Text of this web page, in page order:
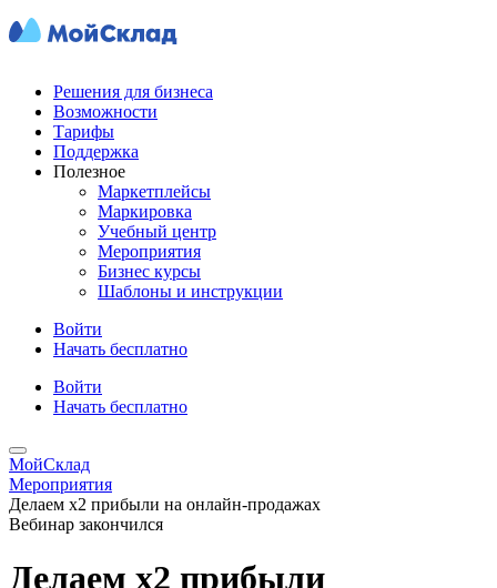
Решения для бизнеса
Возможности
Тарифы
Поддержка
Полезное
Маркетплейсы
Маркировка
Учебный центр
Мероприятия
Бизнес курсы
Шаблоны и инструкции
Войти
Начать бесплатно
Войти
Начать бесплатно
МойСклад
Мероприятия
Делаем x2 прибыли на онлайн‑продажах
Вебинар закончился
Делаем x2 прибыли